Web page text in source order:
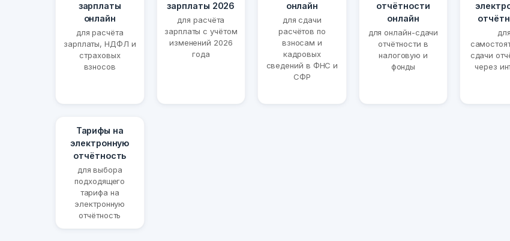
зарплаты
онлайн
для расчёта
зарплаты, НДФЛ и
страховых
взносов
зарплаты 2026
для расчёта
зарплаты с учётом
изменений 2026
года
онлайн
для сдачи
расчётов по
взносам и
кадровых
сведений в ФНС и
СФР
отчётности
онлайн
для онлайн-сдачи
отчётности в
налоговую и
фонды
для
сдачи
через
Тарифы на
электронную
отчётность
для выбора
подходящего
тарифа на
электронную
отчётность